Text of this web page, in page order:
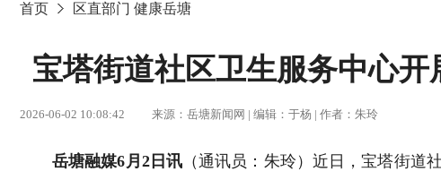
首页 区直部门 健康岳塘
宝塔街道社区卫生服务中心
2026-06-02 10:08:42 来源：岳塘新闻网 | 编辑：于杨 | 作者：朱玲
岳塘融媒6月2日讯 （通讯员：朱玲）近日，宝塔街道